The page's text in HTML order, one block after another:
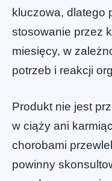
kluczowa, dlatego
stosowanie przez
miesięcy, w
potrzeb i reakcji
Produkt nie jest
w ciąży ani
chorobami
powinny